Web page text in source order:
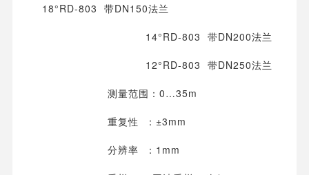
18°RD-803 带DN150法兰
14°RD-803 带DN200法兰
12°RD-803 带DN250法兰
测量范围：0…35m
重复性 ：±3mm
分辨率 ：1mm